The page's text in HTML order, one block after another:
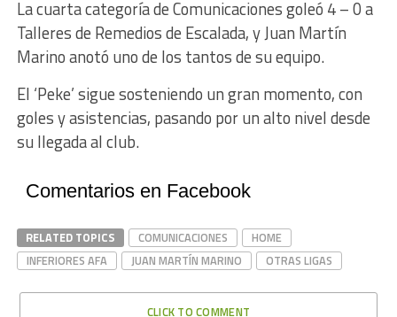
La cuarta categoría de Comunicaciones goleó 4 – 0 a
Talleres de Remedios de Escalada, y Juan Martín
Marino anotó uno de los tantos de su equipo.
El ‘Peke’ sigue sosteniendo un gran momento, con
goles y asistencias, pasando por un alto nivel desde
su llegada al club.
Comentarios en Facebook
RELATED TOPICS COMUNICACIONES
HOME
INFERIORES AFA
JUAN MARTÍN MARINO OTRAS LIGAS
CLICK TO COMMENT